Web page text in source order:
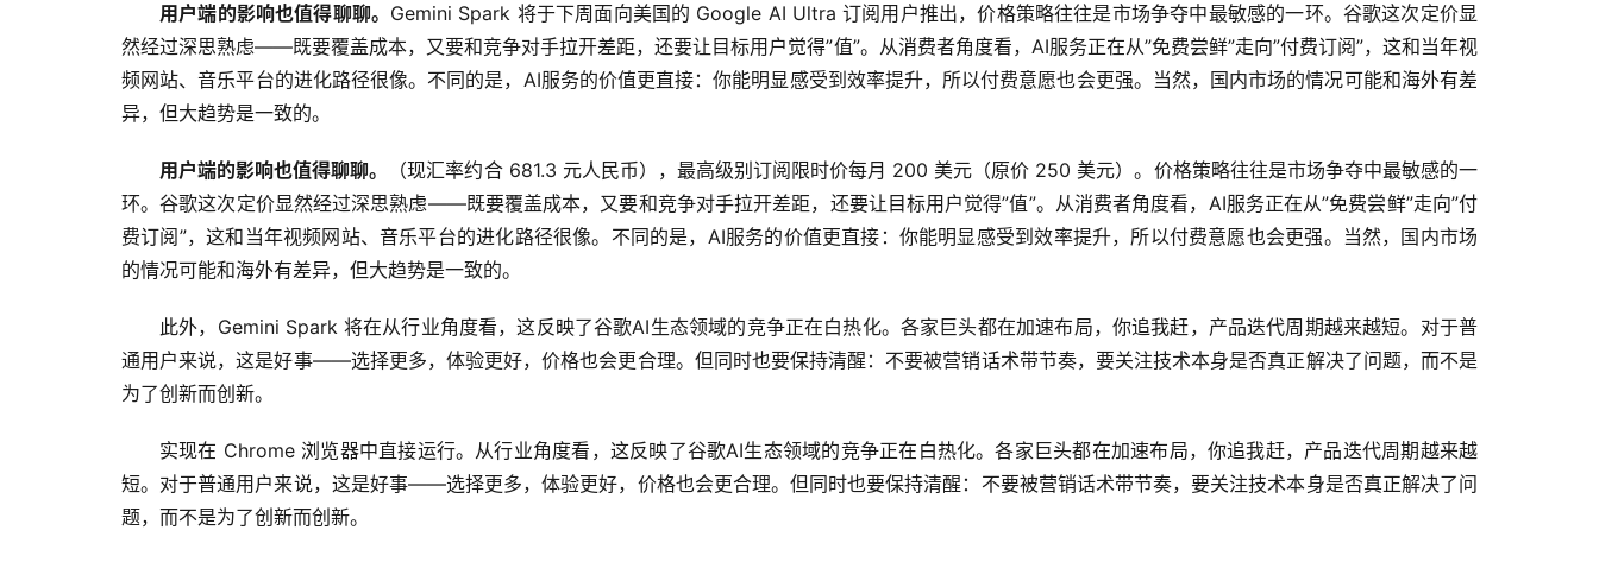
用户端的影响也值得聊聊。 Gemini Spark 将于下周面向美国的 Google AI Ultra 订阅用户推出，价格策略往往是市场争夺中最敏感的一环。谷歌这次定价显
然经过深思熟虑——既要覆盖成本，又要和竞争对手拉开差距，还要让目标用户觉得”值”。从消费者角度看，AI服务正在从”免费尝鲜”走向”付费订阅”，这和当年视
频网站、音乐平台的进化路径很像。不同的是，AI服务的价值更直接：你能明显感受到效率提升，所以付费意愿也会更强。当然，国内市场的情况可能和海外有差
异，但大趋势是一致的。
用户端的影响也值得聊聊。
（现汇率约合 681.3 元人民币），最高级别订阅限时价每月 200 美元（原价 250 美元）。价格策略往往是市场争夺中最敏感的一
环。谷歌这次定价显然经过深思熟虑——既要覆盖成本，又要和竞争对手拉开差距，还要让目标用户觉得”值”。从消费者角度看，AI服务正在从”免费尝鲜”走向”付
费订阅”，这和当年视频网站、音乐平台的进化路径很像。不同的是，AI服务的价值更直接：你能明显感受到效率提升，所以付费意愿也会更强。当然，国内市场
的情况可能和海外有差异，但大趋势是一致的。
此外，Gemini Spark 将在从行业角度看，这反映了谷歌AI生态领域的竞争正在白热化。各家巨头都在加速布局，你追我赶，产品迭代周期越来越短。对于普
通用户来说，这是好事——选择更多，体验更好，价格也会更合理。但同时也要保持清醒：不要被营销话术带节奏，要关注技术本身是否真正解决了问题，而不是
为了创新而创新。
实现在 Chrome 浏览器中直接运行。从行业角度看，这反映了谷歌AI生态领域的竞争正在白热化。各家巨头都在加速布局，你追我赶，产品迭代周期越来越
短。对于普通用户来说，这是好事——选择更多，体验更好，价格也会更合理。但同时也要保持清醒：不要被营销话术带节奏，要关注技术本身是否真正解决了问
题，而不是为了创新而创新。